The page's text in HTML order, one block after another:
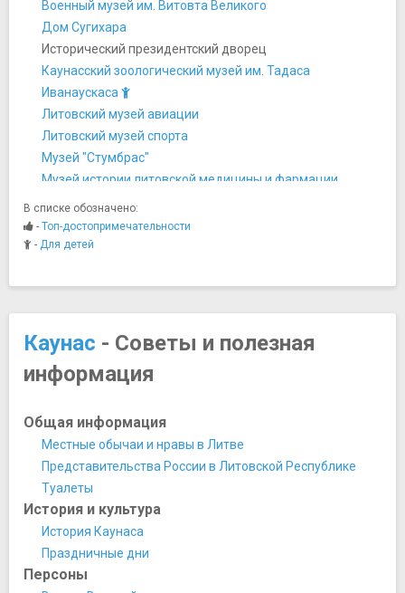
Военный музей им. Витовта Великого
Дом Сугихара
Исторический президентский дворец
Каунасский зоологический музей им. Тадаса
Иванаускаса
Литовский музей авиации
Литовский музей спорта
Музей "Стумбрас"
Музей истории литовской медицины и фармации
Музей истории связи
Музей литовской литературы им. Майрониса
Музей народного быта Литвы
Музей ”Атомный бункер”
Ночная жизнь, рестораны, кабаре
Пивной ресторан "Улей"
Ресторан Diverso
Ресторан Miesto Sodas
Ресторан Pas Stanley
Ресторан Perkuno Namai
Ресторан Senieji Rusiai
Ресторан «Охотничья таверна»
Парки и природные достопримечательности
Ботанический сад Каунаса
В списке обозначено:
- Топ-достопримечательности
- Для детей
Каунас - Советы и полезная
информация
Общая информация
Местные обычаи и нравы в Литве
Представительства России в Литовской Республике
Туалеты
История и культура
История Каунаса
Праздничные дни
Персоны